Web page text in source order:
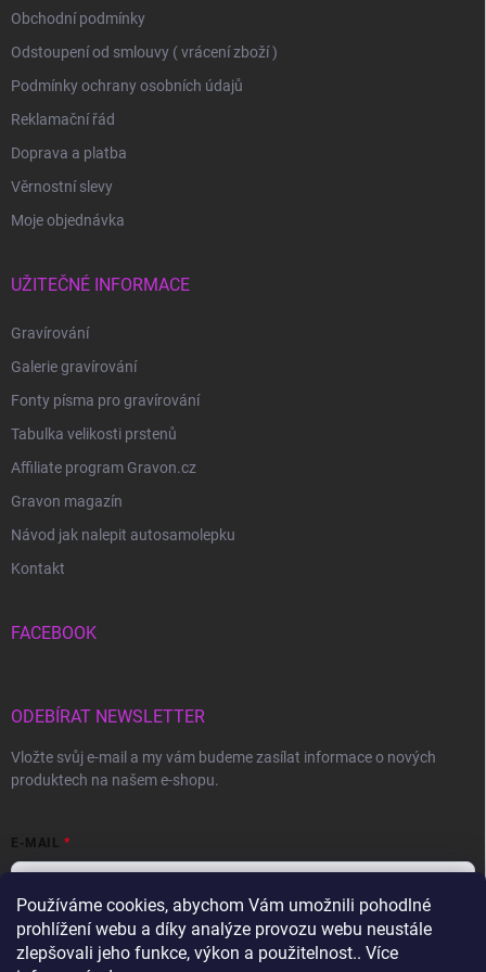
Používáme cookies, abychom Vám umožnili pohodlné
prohlížení webu a díky analýze provozu webu neustále
zlepšovali jeho funkce, výkon a použitelnost.. Více
Obchodní podmínky
Odstoupení od smlouvy ( vrácení zboží )
Podmínky ochrany osobních údajů
Reklamační řád
Doprava a platba
Věrnostní slevy
Moje objednávka
UŽITEČNÉ INFORMACE
Gravírování
Galerie gravírování
Fonty písma pro gravírování
Tabulka velikosti prstenů
Affiliate program Gravon.cz
Gravon magazín
Návod jak nalepit autosamolepku
Kontakt
FACEBOOK
ODEBÍRAT NEWSLETTER
Vložte svůj e-mail a my vám budeme zasílat informace o nových
produktech na našem e-shopu.
E-MAIL
Vložením e-mailu souhlasíte spodmínkami ochrany osobních údajů